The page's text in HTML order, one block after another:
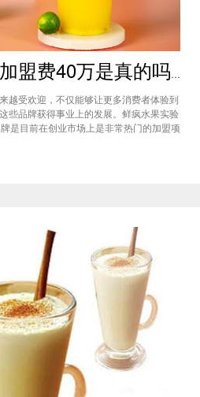
鲜疯水果实验室加盟费40万是真的吗？根本没有传言中那么多！
越受欢迎，不仅能够让更多消费者体验到
些品牌获得事业上的发展。鲜疯水果实验
是目前在创业市场上是非常热门的加盟项
果实验室加盟用也成为了众多创业者青睐